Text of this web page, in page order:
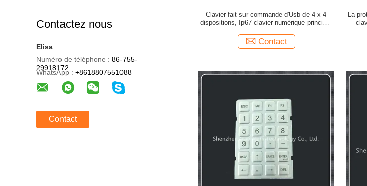
Contactez nous
Elisa
Numéro de téléphone : 86-755-
29918172
WhatsApp : +8618807551088
Contact
Clavier fait sur commande d'Usb de 4 x 4
dispositions, Ip67 clavier numérique principal
Contact
La